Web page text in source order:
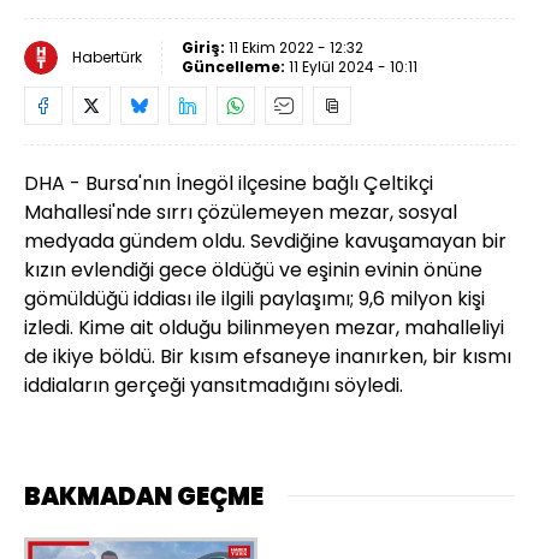
Habertürk Giriş: 11 Ekim 2022 - 12:32
Güncelleme: 11 Eylül 2024 - 10:11
DHA - Bursa'nın İnegöl ilçesine bağlı Çeltikçi
Mahallesi'nde sırrı çözülemeyen mezar, sosyal
medyada gündem oldu. Sevdiğine kavuşamayan bir
kızın evlendiği gece öldüğü ve eşinin evinin önüne
gömüldüğü iddiası ile ilgili paylaşımı; 9,6 milyon kişi
izledi. Kime ait olduğu bilinmeyen mezar, mahalleliyi
de ikiye böldü. Bir kısım efsaneye inanırken, bir kısmı
iddiaların gerçeği yansıtmadığını söyledi.
BAKMADAN GEÇME